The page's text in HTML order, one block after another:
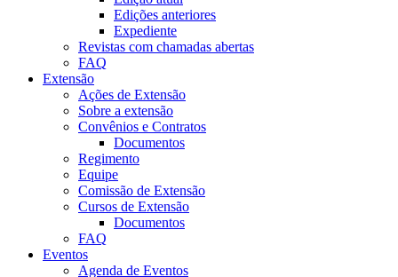
Edições anteriores
Expediente
Revistas com chamadas abertas
FAQ
Extensão
Ações de Extensão
Sobre a extensão
Convênios e Contratos
Documentos
Regimento
Equipe
Comissão de Extensão
Cursos de Extensão
Documentos
FAQ
Eventos
Agenda de Eventos